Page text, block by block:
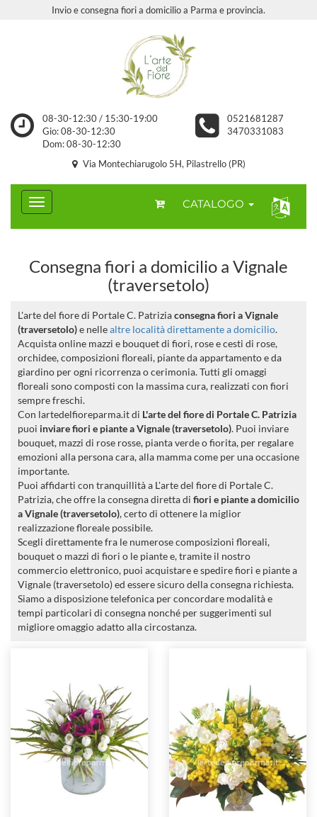
Invio e consegna fiori a domicilio a Parma e provincia.
08-30-12:30 / 15:30-19:00
Gio: 08-30-12:30
Dom: 08-30-12:30
0521681287
3470331083
Via Montechiarugolo 5H, Pilastrello (PR)
CATALOGO
Consegna fiori a domicilio a Vignale
(traversetolo)
L'arte del fiore di Portale C. Patriziaconsegna fiori a Vignale
(traversetolo)e nellealtre località direttamente a domicilio.
Acquista online mazzi e bouquet di fiori, rose e cesti di rose,
orchidee, composizioni floreali, piante da appartamento e da
giardino per ogni ricorrenza o cerimonia. Tutti gli omaggi
floreali sono composti con la massima cura, realizzati con fiori
sempre freschi.
Con lartedelfioreparma.it di L'arte del fiore di Portale C. Patrizia
puoi inviare fiori e piante a Vignale (traversetolo). Puoi inviare
bouquet, mazzi di rose rosse, pianta verde o fiorita, per regalare
emozioni alla persona cara, alla mamma come per una occasione
importante.
Puoi affidarti con tranquillità a L'arte del fiore di Portale C.
Patrizia, che offre la consegna diretta di fiori e piante a domicilio
a Vignale (traversetolo), certo di ottenere la miglior
realizzazione floreale possibile.
Scegli direttamente fra le numerose composizioni floreali,
bouquet o mazzi di fiori o le piante e, tramite il nostro
commercio elettronico, puoi acquistare e spedire fiori e piante a
Vignale (traversetolo) ed essere sicuro della consegna richiesta.
Siamo a disposizione telefonica per concordare modalità e
tempi particolari di consegna nonché per suggerimenti sul
migliore omaggio adatto alla circostanza.